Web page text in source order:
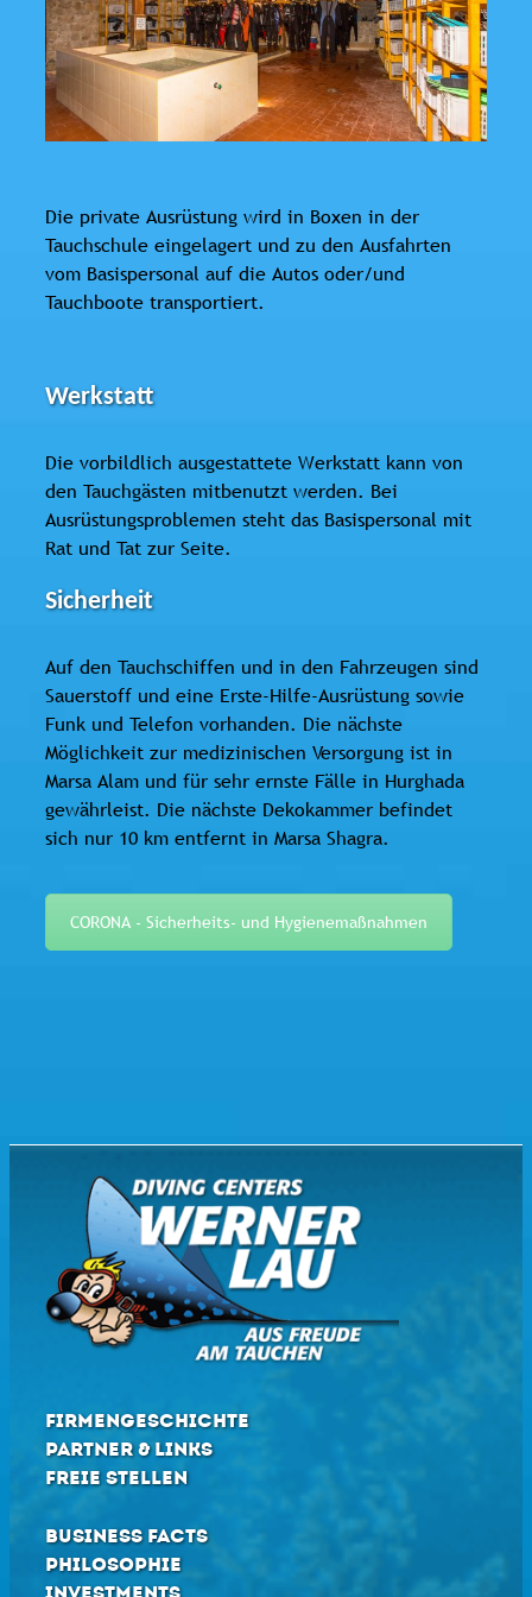
Die private Ausrüstung wird in Boxen in der
Tauchschule eingelagert und zu den Ausfahrten
vom Basispersonal auf die Autos oder/und
Tauchboote transportiert.
Werkstatt
Die vorbildlich ausgestattete Werkstatt kann von
den Tauchgästen mitbenutzt werden. Bei
Ausrüstungsproblemen steht das Basispersonal mit
Rat und Tat zur Seite.
Sicherheit
Auf den Tauchschiffen und in den Fahrzeugen sind
Sauerstoff und eine Erste-Hilfe-Ausrüstung sowie
Funk und Telefon vorhanden. Die nächste
Möglichkeit zur medizinischen Versorgung ist in
Marsa Alam und für sehr ernste Fälle in Hurghada
gewährleist. Die nächste Dekokammer befindet
sich nur 10 km entfernt in Marsa Shagra.
CORONA - Sicherheits- und Hygienemaßnahmen
FIRMENGESCHICHTE
PARTNER & LINKS
FREIE STELLEN
BUSINESS FACTS
PHILOSOPHIE